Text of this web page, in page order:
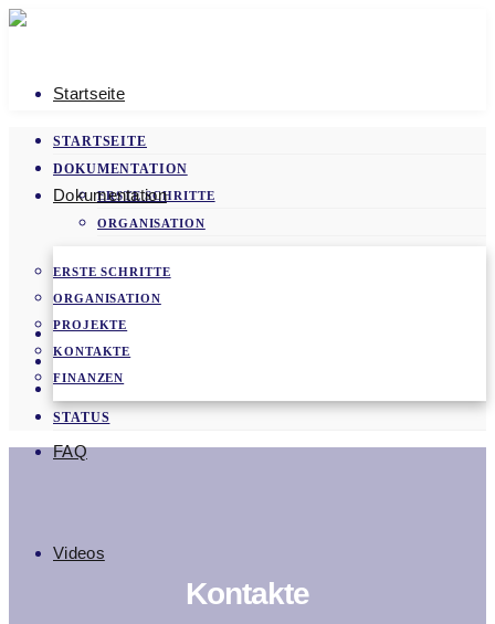
Startseite
Dokumentation
ERSTE SCHRITTE
ORGANISATION
PROJEKTE
KONTAKTE
FINANZEN
FAQ
Videos
STARTSEITE
DOKUMENTATION
ERSTE SCHRITTE
ORGANISATION
KONTAKTE
FINANZEN
FAQ
VIDEOS
STATUS
Kontakte